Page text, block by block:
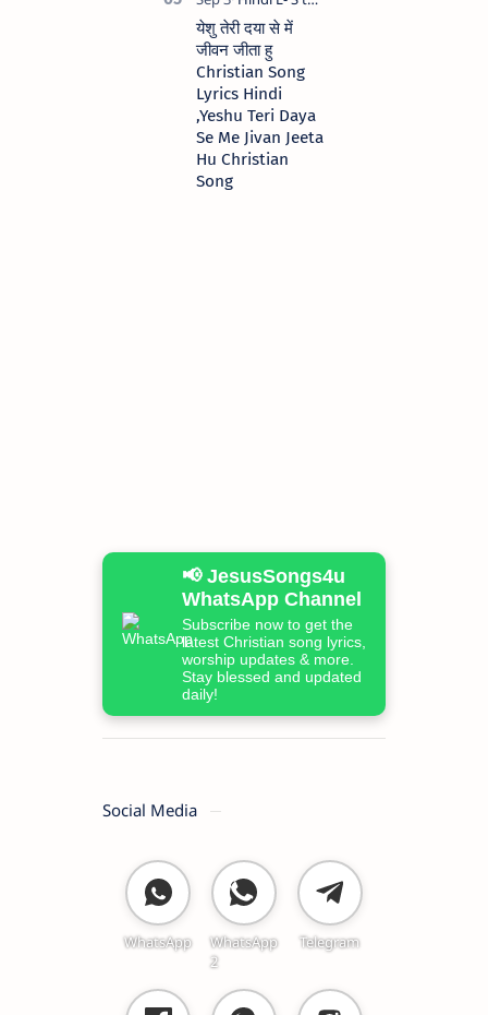
येशु तेरी दया से में
जीवन जीता हु
Christian Song
Lyrics Hindi
,Yeshu Teri Daya
Se Me Jivan Jeeta
Hu Christian
Song
📢 JesusSongs4u
WhatsApp Channel
Subscribe now to get the
latest Christian song lyrics,
worship updates & more.
Stay blessed and updated
daily!
Social Media
WhatsApp
WhatsApp
2
Telegram